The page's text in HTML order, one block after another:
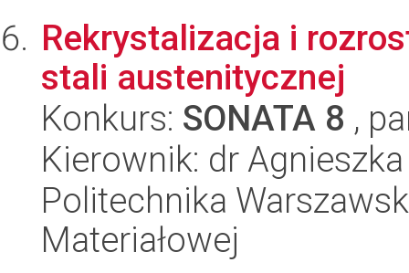
Rekrystalizacja i
stali austenitycznej
Konkurs: SONATA 8 ,
Kierownik: dr
Politechnika
Materiałowej